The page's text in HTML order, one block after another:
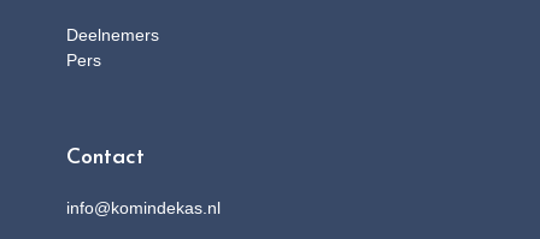
Deelnemers
Pers
Contact
info@komindekas.nl